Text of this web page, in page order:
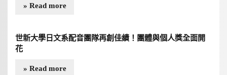
» Read more
世新大學日文系配音團隊再創佳績！團體與個人獎全面開
花
» Read more